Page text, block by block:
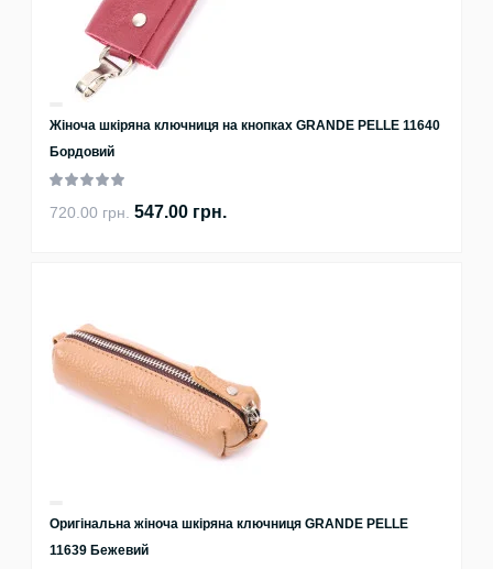
Жіноча шкіряна ключниця на кнопках GRANDE PELLE 11640
Бордовий
720.00 грн. 547.00 грн.
Оригінальна жіноча шкіряна ключниця GRANDE PELLE
11639 Бежевий